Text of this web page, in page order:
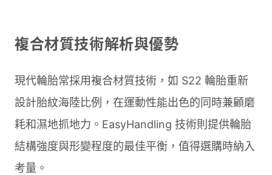
複合材質技術解析與優勢
現代輪胎常採用複合材質技術，如 S22 輪胎重新
設計胎紋海陸比例，在運動性能出色的同時兼顧磨
耗和濕地抓地力。EasyHandling 技術則提供輪胎
結構強度與形變程度的最佳平衡，值得選購時納入
考量。